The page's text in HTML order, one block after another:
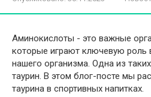
Аминокислоты - это важные
которые играют ключевую роль
нашего организма. Одна из
таурин. В этом блог-посте мы
таурина в спортивных напитках.